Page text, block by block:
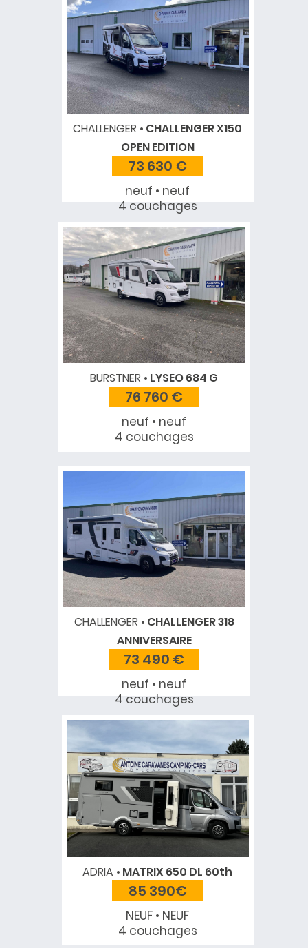
CHALLENGER
CHALLENGER X150
OPEN EDITION
73 630 €
neuf • neuf
4 couchages
BURSTNER LYSEO 684 G
76 760 €
neuf • neuf
4 couchages
CHALLENGER
CHALLENGER 318
ANNIVERSAIRE
73 490 €
neuf • neuf
4 couchages
ADRIA MATRIX 650 DL 60th
85 390€
NEUF • NEUF
4 couchages